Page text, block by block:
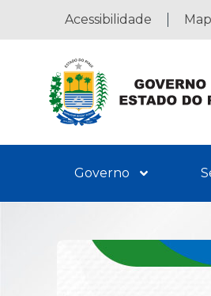
Acessibilidade
Governo